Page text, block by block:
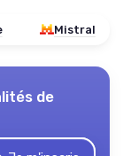
Mistral
de